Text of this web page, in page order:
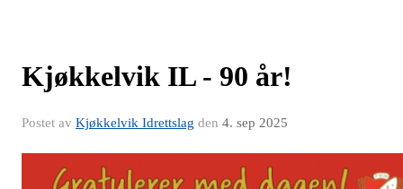
Kjøkkelvik IL - 90 år!
Postet av Kjøkkelvik Idrettslag den 4. sep 2025